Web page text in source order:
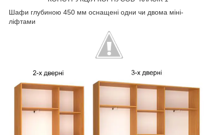
Шафи глубиною 450 мм оснащені одни чи двома міні-
ліфтами